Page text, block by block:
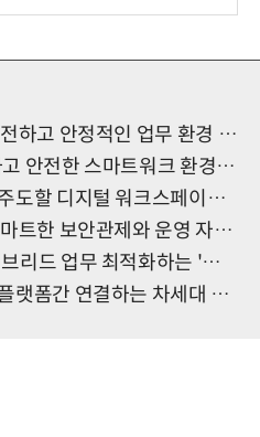
안정적인 업무 환경 구축법은?
크 환경 구축전략" 무료 온라인 세미나 개최
지털 워크스페이스 전략은?
안관제와 운영 자동화 솔루션 주목
화하는 '디지털 워크스페이스'에 주목!
차세대 디지털 워크스페이스 솔루션은?